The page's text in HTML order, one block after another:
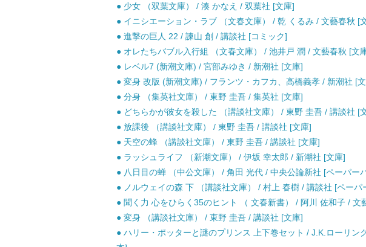
● 少女 （双葉文庫） / 湊 かなえ / 双葉社 [文庫]
● イニシエーション・ラブ （文春文庫） / 乾 くるみ / 文藝春秋 [
● 進撃の巨人 22 / 諫山 創 / 講談社 [コミック]
● オレたちバブル入行組 （文春文庫） / 池井戸 潤 / 文藝春秋 [文
● レベル7 (新潮文庫) / 宮部みゆき / 新潮社 [文庫]
● 変身 改版 (新潮文庫) / フランツ・カフカ、高橋義孝 / 新潮社 [
● 分身 （集英社文庫） / 東野 圭吾 / 集英社 [文庫]
● どちらかが彼女を殺した （講談社文庫） / 東野 圭吾 / 講談社 [
● 放課後 （講談社文庫） / 東野 圭吾 / 講談社 [文庫]
● 天空の蜂 （講談社文庫） / 東野 圭吾 / 講談社 [文庫]
● ラッシュライフ （新潮文庫） / 伊坂 幸太郎 / 新潮社 [文庫]
● 八日目の蝉 （中公文庫） / 角田 光代 / 中央公論新社 [ペーパー
● ノルウェイの森 下 （講談社文庫） / 村上 春樹 / 講談社 [ペーパ
● 聞く力 心をひらく35のヒント （ 文春新書） / 阿川 佐和子 / 文
● 変身 （講談社文庫） / 東野 圭吾 / 講談社 [文庫]
● ハリー・ポッターと謎のプリンス 上下巻セット / J.K.ローリン